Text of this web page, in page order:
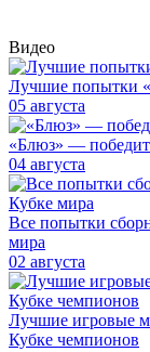
Видео
Лучшие попытки
05 августа
«Блюз» —
04 августа
Все попытки
мира
02 августа
Лучшие игровые
Кубке чемпионов